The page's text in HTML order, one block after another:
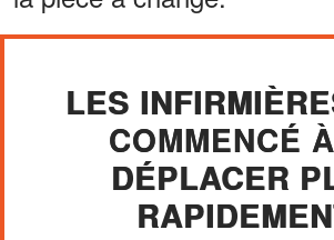
LES
COMMENCÉ
DÉPLACER